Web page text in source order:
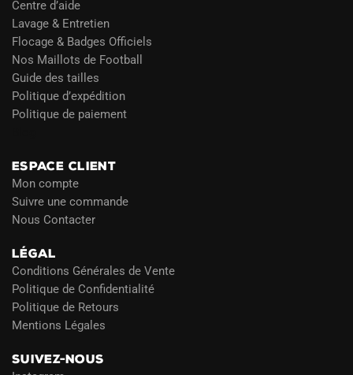
Centre d’aide
Lavage & Entretien
Flocage & Badges Officiels
Nos Maillots de Football
Guide des tailles
Politique d’expédition
Politique de paiement
ESPACE CLIENT
Mon compte
Suivre une commande
Nous Contacter
LÉGAL
Conditions Générales de Vente
Politique de Confidentialité
Politique de Retours
Mentions Légales
SUIVEZ-NOUS